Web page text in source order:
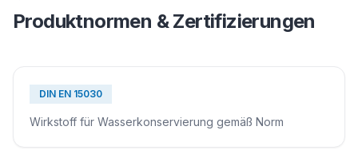
Produktnormen & Zertifizierungen
DIN EN 15030
Wirkstoff für Wasserkonservierung gemäß Norm